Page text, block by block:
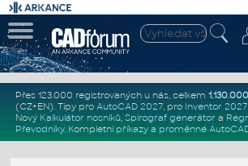
Přes 123.000 registrovaných u nás, celkem 1.130.000
(CZ+EN). Tipy pro AutoCAD 2027, pro Inventor 2027
Nový Kalkulátor nosníků, Spirograf generátor a
Převodníky. Kompletní příkazya proměnné